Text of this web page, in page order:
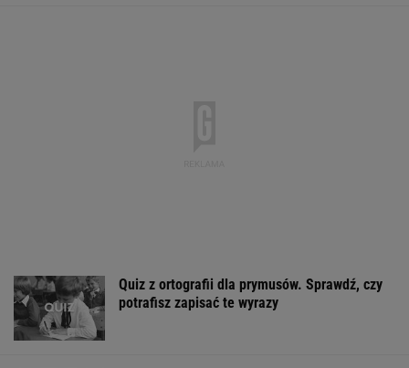
Quiz z ortografii dla prymusów. Sprawdź, czy
potrafisz zapisać te wyrazy